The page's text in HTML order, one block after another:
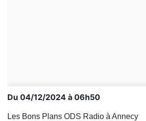
Du 04/12/2024 à 06h50
Les Bons Plans ODS Radio à Annecy